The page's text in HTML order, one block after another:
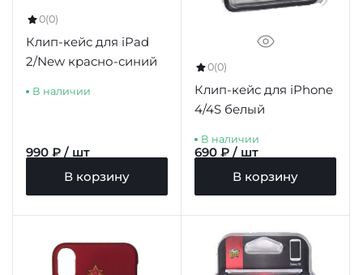
0(0)
Клип-кейс для iPad
2/New красно-синий
В наличии
990 ₽ / шт
В корзину
0(0)
Клип-кейс для iPhone
4/4S белый
В наличии
690 ₽ / шт
В корзину